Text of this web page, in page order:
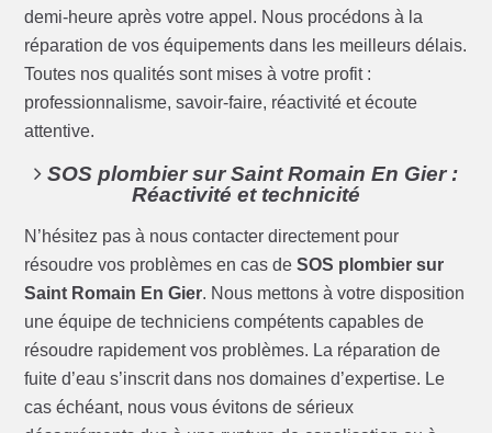
demi-heure après votre appel. Nous procédons à la
réparation de vos équipements dans les meilleurs délais.
Toutes nos qualités sont mises à votre profit :
professionnalisme, savoir-faire, réactivité et écoute
attentive.
SOS plombier sur Saint Romain En Gier :
Réactivité et technicité
N’hésitez pas à nous contacter directement pour
résoudre vos problèmes en cas deSOS plombier sur
Saint Romain En Gier. Nous mettons à votre disposition
une équipe de techniciens compétents capables de
résoudre rapidement vos problèmes. La réparation de
fuite d’eau s’inscrit dans nos domaines d’expertise. Le
cas échéant, nous vous évitons de sérieux